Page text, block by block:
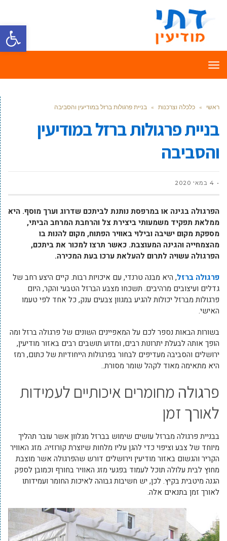
פתח
תפריט
ראשי » כלכלה וצרכנות » בניית פרגולות ברזל במודיעין והסביבה
בניית פרגולות ברזל במודיעין
והסביבה
4 במאי 2020
הפרגולה בגינה או במרפסת נותנת לביתכם שדרוג וערך מוסף. היא
ממלאת תפקיד משמעותי ביצירת צל והרחבת המרחב הביתי,
מספקת מקום ישיבה ובילוי באוויר הפתוח, מקום להנות בו
מהצמחייה והגינה המעוצבת. כאשר תרצו למכור את ביתכם,
הפרגולה עשויה לתרום להעלאת ערכו בעת המכירה.
פרגולה ברזל, היא מבנה טרנדי, עם איכויות רבות. קיים היצע רחב של
גדלים ועיצובים מרהיבים. תשכחו מצבע הברזל הטבעי והקר, היום
פרגולות מברזל יכולות להגיע במגוון צבעים ענק, כל אחד לפי טעמו
האישי.
בשורות הבאות נספר לכם על המאפיינים השונים של פרגולה ברזל ומה
הופך אותה לבעלת יתרונות רבים, ומדוע תושבים רבים באזור מודיעין,
ירושלים והסביבה מעדיפים לבחור בפרגולות הייחודיות של כתום, רמז
היא מתאימה מאוד לקהל שומר מסורת..
פרגולה מחומרים איכותיים לעמידות
לאורך זמן
בבניית פרגולה מברזל עושים שימוש בברזל מגלוון אשר עובר תהליך
מיוחד של צבע וציפוי כדי להגן עליו מלחות שיוצרת קורוזיה. מזג האוויר
הקריר והגשום באזור מודיעין וירושלים דורש שהפרגולה אשר מוצבת
מחוץ לבית עלולה תוכל לעמוד בפגעי מזג האוויר בחורף וכמובן לספק
הגנה מיטבית בקיץ. לכן, יש חשיבות גבוהה לאיכות החומר ועמידותו
לאורך זמן בתנאים אלה.